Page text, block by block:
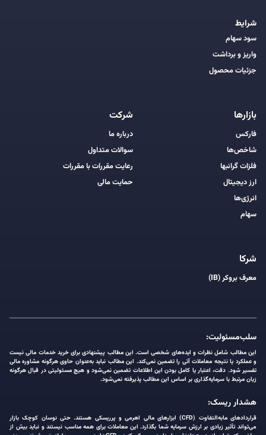
شرایط
سود سهام
واریز و برداشت
جزئیات محصول
بازارها
فارکس
شاخص‌ها
فلزات گرانبها
ارز دیجیتال
انرژی‌ها
سهام
شرکت
درباره ما
سوالات متداول
رعایت مقررات با مقررات
حمایت مالی
شرکا
معرف بروکر (IB)
سلب‌مسئولیت:
این مطالب شامل نظرات و ایده‌های شخصی است. این مطالب پیشنهادی برای خرید خدمات مالی نیست
و عملکرد یا نتیجه معاملات آتی را تضمین نمی‌کند. این مطالب نباید به‌عنوان حاوی هرگونه مشاوره مالی
تفسیر شود. دقت، اعتبار یا کامل بودن این اطلاعات تضمین نمی‌شود و هیچ مسئولیتی در قبال هرگونه
زیان مرتبط با سرمایه‌گذاری بر اساس این مطالب پذیرفته نمی‌شود.
هشدار ریسک:
قراردادهای مابه‌التفاوت (CFD) ابزارهای مالی اهرمی و پرریسکی هستند. حتی نوسان کوچک بازار
می‌تواند تأثیر زیادی بر ارزش سرمایه شما بگذارد. این معاملات برای همه مناسب نیستند و نباید بیش از